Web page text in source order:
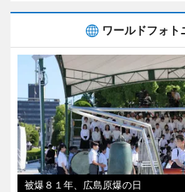
ワールドフォト
被爆８１年、広島原爆の日